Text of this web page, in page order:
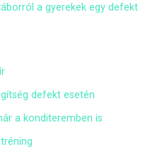
a gyerekek egy defekt
defekt esetén
a konditeremben is